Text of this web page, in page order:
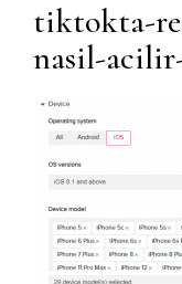
tiktokta-
nasil-